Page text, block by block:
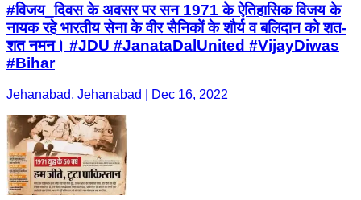
#विजय_दिवस के अवसर पर सन 1971 के ऐतिहासिक विजय के
नायक रहे भारतीय सेना के वीर सैनिकों के शौर्य व बलिदान को शत-
शत नमन। #JDU #JanataDalUnited #VijayDiwas
#Bihar
Jehanabad, Jehanabad | Dec 16, 2022